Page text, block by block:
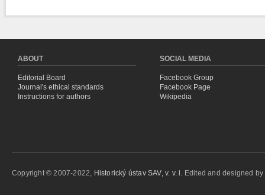
ABOUT
Editorial Board
Journal's ethical standards
Instructions for authors
SOCIAL MEDIA
Facebook Group
Facebook Page
Wikipedia
Copyright © 2007-2022, Historický ústav SAV, v. v. i. Edited and designed by